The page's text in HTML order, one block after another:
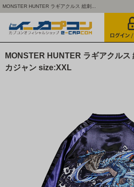
MONSTER HUNTER ラギアクルス 総刺...
MONSTER HUNTER ラギアクルス
カジャン size:XXL